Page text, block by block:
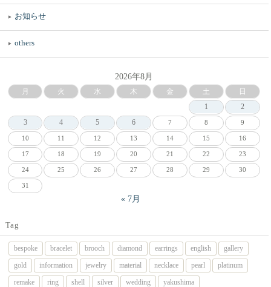
お知らせ
others
2026年8月
月 火 水 木 金 土
日
1
2
3
4 5 6 7 8 9
10 11 12 13 14 15 16
17 18 19 20 21 22 23
24 25 26 27 28 29 30
31
« 7月
Tag
bespoke bracelet brooch diamond earrings english
gallery
gold
information jewelry material necklace pearl
platinum
remake
ring shell silver wedding yakushima